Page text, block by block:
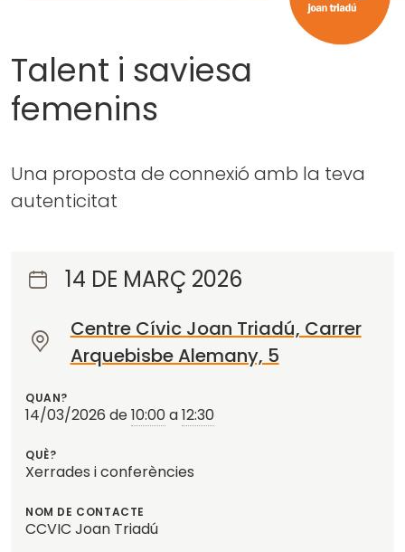
Talent i saviesa
femenins
Una proposta de connexió amb la teva
autenticitat
14 DE MARÇ 2026
O
?
Centre Cívic Joan Triadú, Carrer
Arquebisbe Alemany, 5
QUAN?
14/03/2026 de10:00a12:30
QUÈ?
Xerrades i conferències
NOM DE CONTACTE
CCVIC Joan Triadú